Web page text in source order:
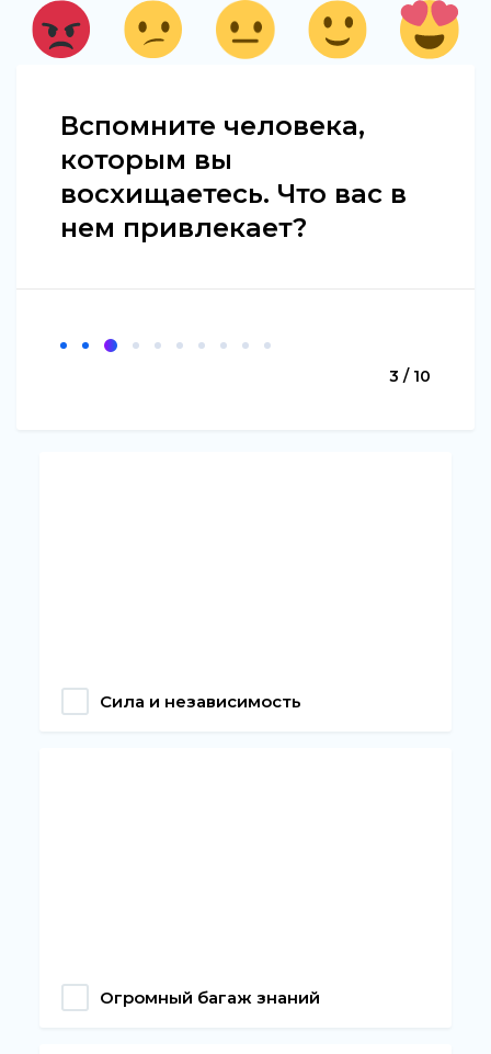
Вспомните человека,
которым вы
восхищаетесь. Что вас в
нем привлекает?
3 / 10
Сила и независимость
Огромный багаж знаний